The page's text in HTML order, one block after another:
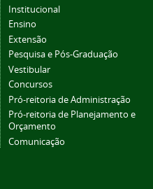
Institucional
Ensino
Extensão
Pesquisa e Pós-Graduação
Vestibular
Concursos
Pró-reitoria de Administração
Pró-reitoria de Planejamento e
Orçamento
Comunicação